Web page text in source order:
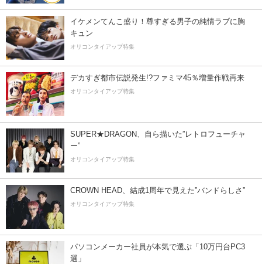
イケメンてんこ盛り！尊すぎる男子の純情ラブに胸
キュン
オリコンタイアップ特集
デカすぎ都市伝説発生!?ファミマ45％増量作戦再来
オリコンタイアップ特集
SUPER★DRAGON、自ら描いた”レトロフューチャ
ー”
オリコンタイアップ特集
CROWN HEAD、結成1周年で見えた”バンドらしさ”
オリコンタイアップ特集
パソコンメーカー社員が本気で選ぶ「10万円台PC3
選」